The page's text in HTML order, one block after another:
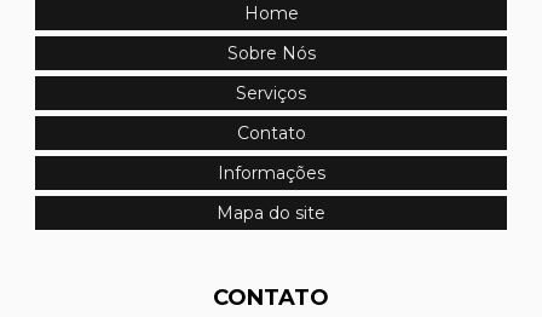
Montagem de quadro de distribuição
Montagem de quadro de distribuição em mato grosso
Montagem de quadro elétrico
Montagem de quadro elétrico de distribuição
Montagem de quadro elétrico em mato grosso
Montagem de quadro elétrico industrial
Home
Sobre Nós
Serviços
Contato
Informações
Mapa do site
CONTATO